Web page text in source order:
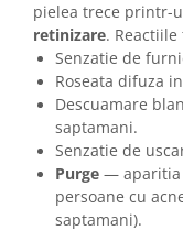
pielea trece printr-
retinizare.
Senzatie de
Roseata difuza
Descuamare
saptamani.
Senzatie de
Purge — aparitia
persoane cu
saptamani).